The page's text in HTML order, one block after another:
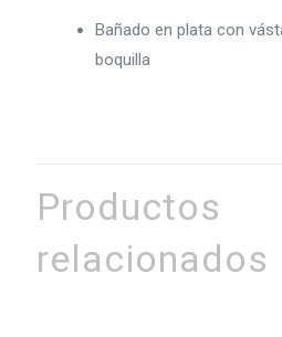
Bañado en plata con
boquilla
Productos
relacionados